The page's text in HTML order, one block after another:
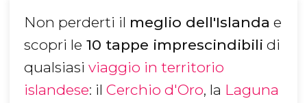
Non perderti il meglio dell'Islanda e
scopri le 10 tappe imprescindibili di
qualsiasi viaggio in territorio
islandese: il Cerchio d'Oro, la Laguna